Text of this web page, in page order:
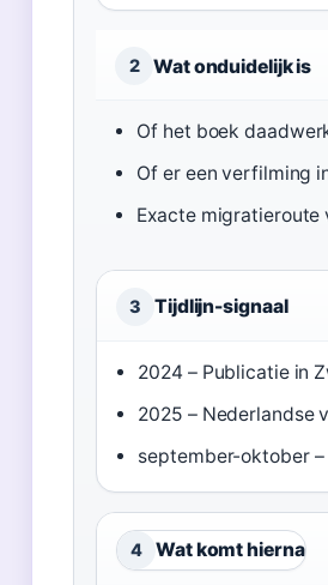
2 Wat onduidelijk is
Of het boek
Of er een verfilming
Exacte migratieroute
3 Tijdlijn-signaal
2024 – Publicatie in
2025 – Nederlandse
september-oktober
4 Wat komt hierna